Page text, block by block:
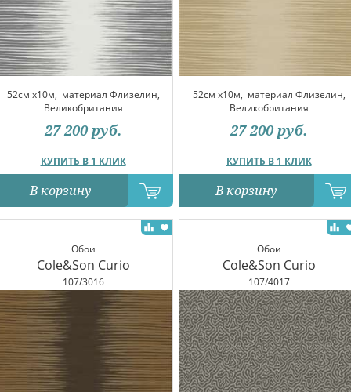
52см x10м, материал Флизелин,
Великобритания
КУПИТЬ В 1 КЛИК
27 200 руб.
В корзину
52см x10м, материал Флизелин,
Великобритания
КУПИТЬ В 1 КЛИК
27 200 руб.
В корзину
Обои
Cole&Son Curio
107/3016
Обои
Cole&Son Curio
107/4017